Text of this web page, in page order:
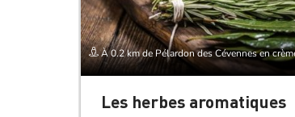
À 0.2 km de Pélardon des Cévennes en
Les herbes aromatiques